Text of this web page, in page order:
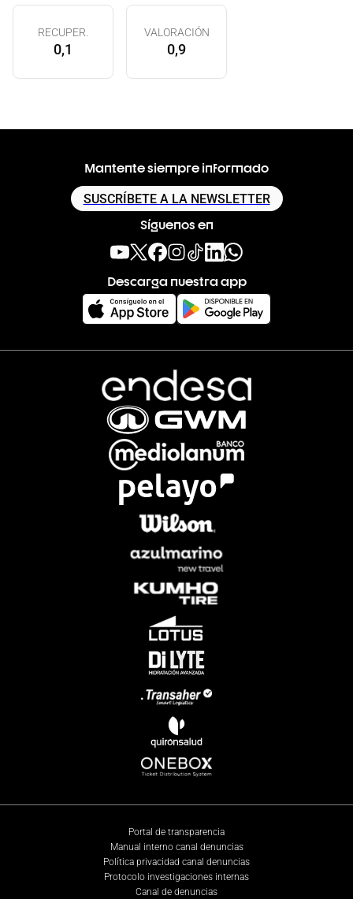
RECUPER.
0,1
VALORACIÓN
0,9
Mantente siempre informado
SUSCRÍBETE A LA NEWSLETTER
Síguenos en
Descarga nuestra app
Portal de transparencia
Manual interno canal denuncias
Política privacidad canal denuncias
Protocolo investigaciones internas
Canal de denuncias